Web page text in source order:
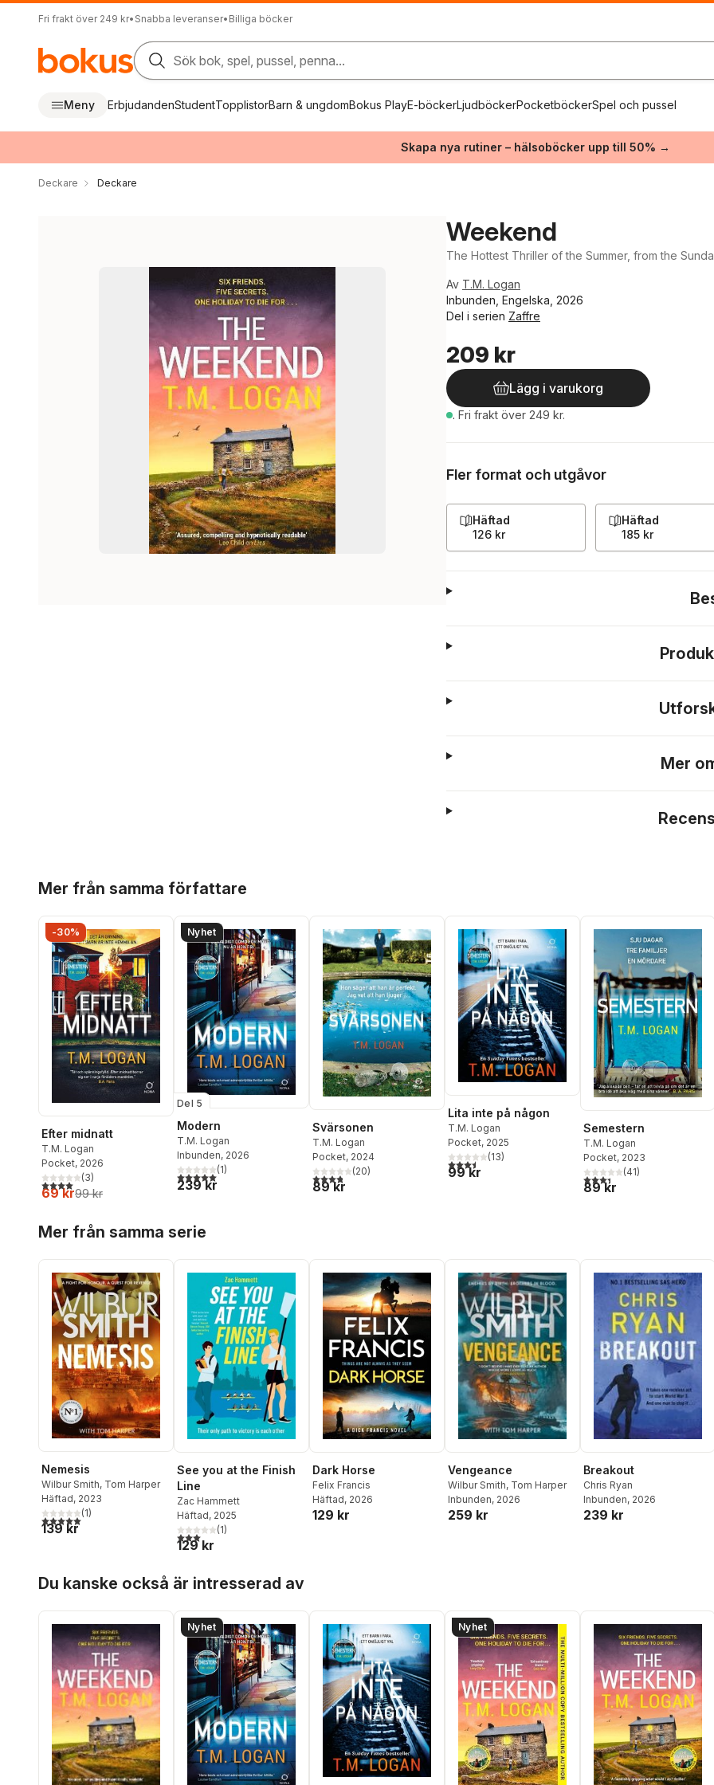
Fri frakt över 249 kr• Snabba leveranser• Billiga böcker
Sök bok, spel, pussel, penna...
Meny ErbjudandenStudentTopplistorBarn & ungdomBokus PlayE-böckerLjudböckerPocketböckerSpel och pussel
Skapa nya rutiner – hälsoböcker upp till 50% →
Deckare Deckare
Weekend
The Hottest Thriller of the Summer, from the
Av T.M. Logan
Inbunden, Engelska, 2026
Del i serien Zaffre
209 kr
Lägg i varukorg
. Fri frakt över 249 kr.
Fler format och utgåvor
Häftad
126 kr
Häftad
185 kr
Mer
Mer från samma författare
-30%
Efter midnatt
T.M. Logan
Pocket, 2026
4,0utav 5 stjärnor. Totalt antal röster:
(3)
69 kr99 kr
Nyhet
Del 5
Modern
T.M. Logan
Inbunden, 2026
5,0utav 5 stjärnor. Totalt antal röster:
(1)
239 kr
Svärsonen
T.M. Logan
Pocket, 2024
3,8utav 5 stjärnor. Totalt antal röster:
(20)
89 kr
Lita inte på någon
T.M. Logan
Pocket, 2025
3,5utav 5 stjärnor. Totalt antal röster:
(13)
99 kr
Semestern
T.M. Logan
Pocket, 2023
3,4utav 5 stjärnor. Totalt
(41)
89 kr
Mer från samma serie
Nemesis
Wilbur Smith, Tom Harper
Häftad, 2023
5,0utav 5 stjärnor. Totalt antal röster:
(1)
139 kr
See you at the Finish
Line
Zac Hammett
Häftad, 2025
3,0utav 5 stjärnor. Totalt antal röster:
(1)
129 kr
Dark Horse
Felix Francis
Häftad, 2026
129 kr
Vengeance
Wilbur Smith, Tom Harper
Inbunden, 2026
259 kr
Breakout
Chris Ryan
Inbunden, 2026
239 kr
Du kanske också är intresserad av
Nyhet Nyhet